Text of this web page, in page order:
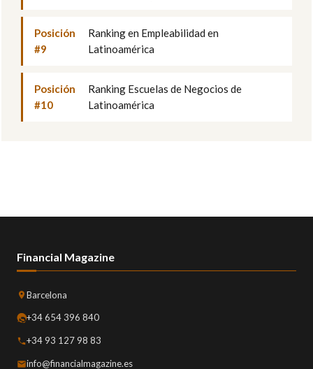
Posición
#9
Ranking en Empleabilidad en
Latinoamérica
Posición
#10
Ranking Escuelas de Negocios de
Latinoamérica
Financial Magazine
Barcelona
+34 654 396 840
+34 93 127 98 83
info@financialmagazine.es